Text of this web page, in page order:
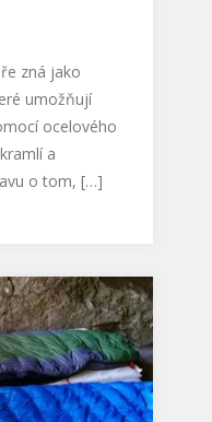
zná jako
umožňují
ocelového
a
o tom, […]